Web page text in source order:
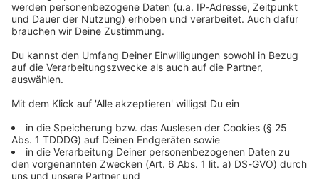
Sprachnachricht
DAS KÖNNTE DICH AUCH INTERESSIEREN
Stars